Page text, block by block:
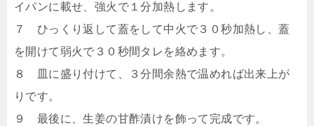
イパンに載せ、強火で１分加熱します。
７ ひっくり返して蓋をして中火で３０秒加熱し、蓋
を開けて弱火で３０秒間タレを絡めます。
８ 皿に盛り付けて、３分間余熱で温めれば出来上が
りです。
９ 最後に、生姜の甘酢漬けを飾って完成です。